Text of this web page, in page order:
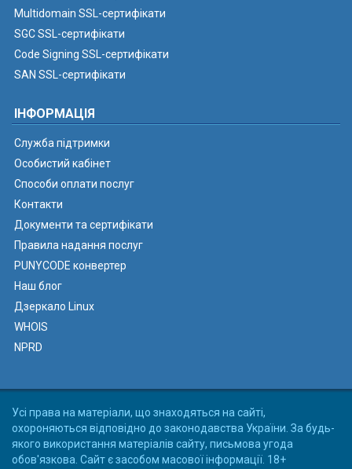
Multidomain SSL-сертифікати
SGC SSL-сертифікати
Code Signing SSL-сертифікати
SAN SSL-сертифікати
ІНФОРМАЦІЯ
Служба підтримки
Особистий кабінет
Способи оплати послуг
Контакти
Документи та сертифікати
Правила надання послуг
PUNYCODE конвертер
Наш блог
Дзеркало Linux
WHOIS
NPRD
Усі права на матеріали, що знаходяться на сайті,
охороняються відповідно до законодавства України. За будь-
якого використання матеріалів сайту, письмова угода
обов'язкова. Сайт є засобом масової інформації. 18+